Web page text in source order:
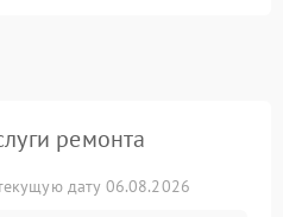
ремонта
дату 06.08.2026